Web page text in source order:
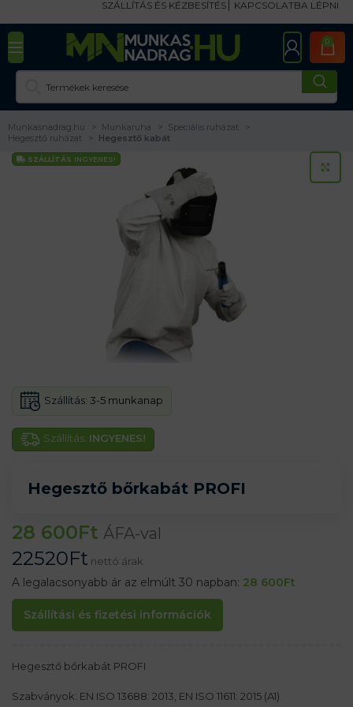
SZÁLLÍTÁS ÉS KÉZBESÍTÉS KAPCSOLATBA LÉPNI
0
Munkasnadrag.hu Munkaruha
Speciális ruházat
Hegesztő ruházat
Hegesztő kabát
SZÁLLÍTÁS INGYENES!
Hegesztő bőrkabát PROFI
Szállítás: INGYENES!
Szállítás: 3-5 munkanap
28 600Ft ÁFA-val
22520Ft nettó árak
A legalacsonyabb ár az elmúlt 30 napban: 28 600Ft
Szállítási és fizetési információk
Hegesztő bőrkabát PROFI
Szabványok: EN ISO 13688: 2013, EN ISO 11611: 2015 (A1)